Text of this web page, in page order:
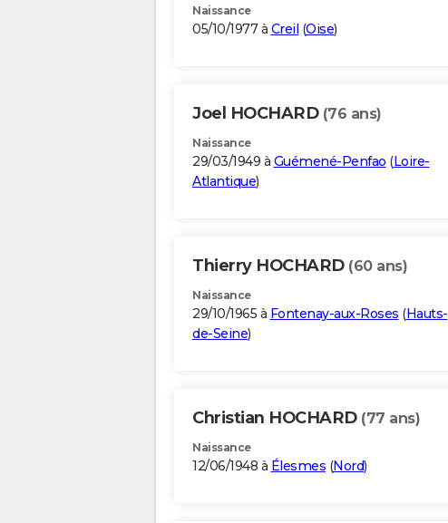
Naissance
05/10/1977 à Creil (Oise)
Joel HOCHARD (76 ans)
Naissance
29/03/1949 à Guémené-Penfao (Loire-
Atlantique)
Thierry HOCHARD (60 ans)
Naissance
29/10/1965 à Fontenay-aux-Roses (Hauts-
de-Seine)
Christian HOCHARD (77 ans)
Naissance
12/06/1948 à Élesmes (Nord)